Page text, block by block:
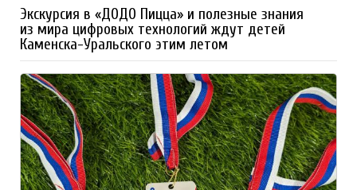
Экскурсия в «ДОДО Пицца» и полезные знания
из мира цифровых технологий ждут детей
Каменска-Уральского этим летом